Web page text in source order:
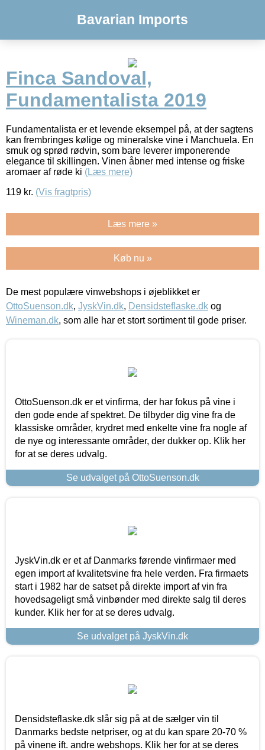
Bavarian Imports
Finca Sandoval,
Fundamentalista 2019
Fundamentalista er et levende eksempel på, at der sagtens
kan frembringes kølige og mineralske vine i Manchuela. En
smuk og sprød rødvin, som bare leverer imponerende
elegance til skillingen. Vinen åbner med intense og friske
aromaer af røde ki (Læs mere)
119 kr. (Vis fragtpris)
Læs mere »
Køb nu »
De mest populære vinwebshops i øjeblikket er
OttoSuenson.dk, JyskVin.dk, Densidsteflaske.dk og
Wineman.dk, som alle har et stort sortiment til gode priser.
OttoSuenson.dk er et vinfirma, der har fokus på vine i
den gode ende af spektret. De tilbyder dig vine fra de
klassiske områder, krydret med enkelte vine fra nogle af
de nye og interessante områder, der dukker op. Klik her
for at se deres udvalg.
Se udvalget på OttoSuenson.dk
JyskVin.dk er et af Danmarks førende vinfirmaer med
egen import af kvalitetsvine fra hele verden. Fra firmaets
start i 1982 har de satset på direkte import af vin fra
hovedsageligt små vinbønder med direkte salg til deres
kunder. Klik her for at se deres udvalg.
Se udvalget på JyskVin.dk
Densidsteflaske.dk slår sig på at de sælger vin til
Danmarks bedste netpriser, og at du kan spare 20-70 %
på vinene ift. andre webshops. Klik her for at se deres